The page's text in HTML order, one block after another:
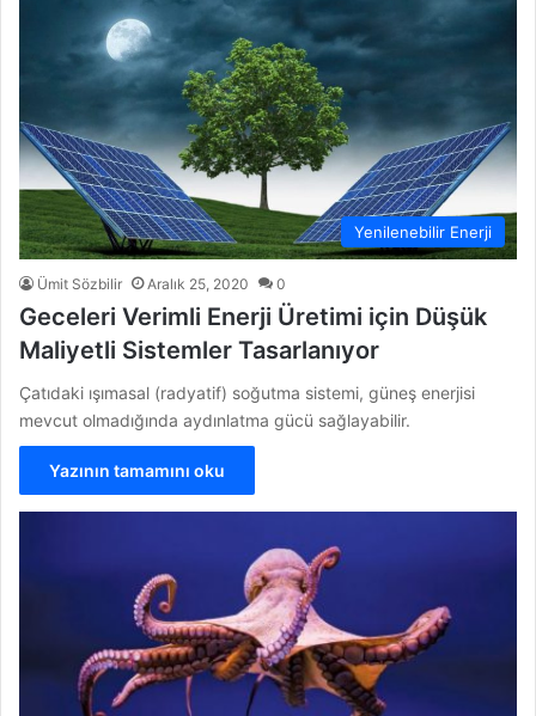
Yenilenebilir Enerji
Ümit Sözbilir Aralık 25, 2020 0
Geceleri Verimli Enerji Üretimi için Düşük
Maliyetli Sistemler Tasarlanıyor
Çatıdaki ışımasal (radyatif) soğutma sistemi, güneş enerjisi
mevcut olmadığında aydınlatma gücü sağlayabilir.
Yazının tamamını oku